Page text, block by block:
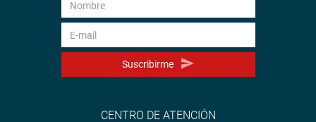
Suscribirme
CENTRO DE ATENCIÓN